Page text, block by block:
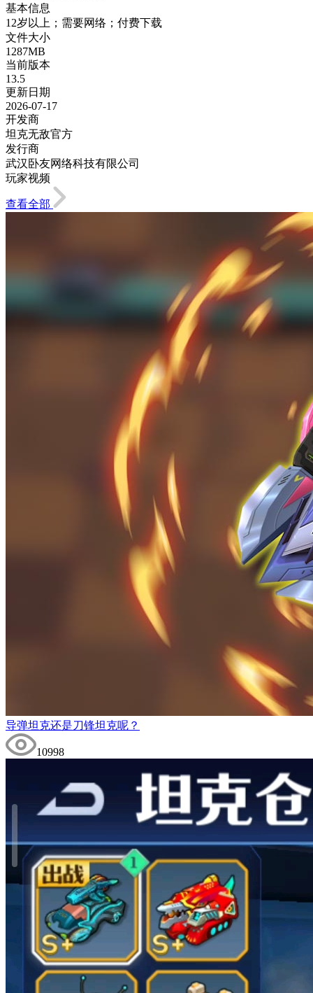
基本信息
12岁以上；需要网络；付费下载
文件大小
1287MB
当前版本
13.5
更新日期
2026-07-17
开发商
坦克无敌官方
发行商
武汉卧友网络科技有限公司
玩家视频
查看全部
导弹坦克还是刀锋坦克呢？
10998